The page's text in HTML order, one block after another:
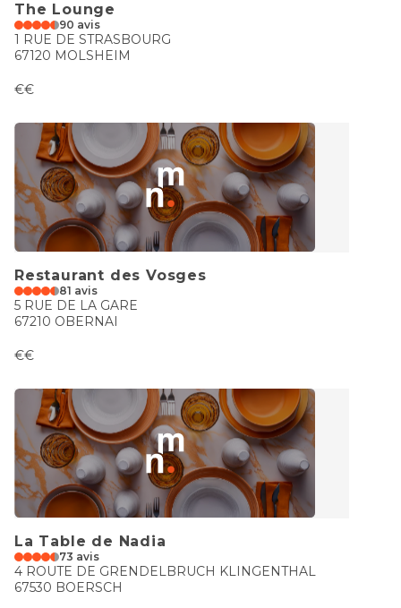
The Lounge
90 avis
1 RUE DE STRASBOURG
67120 MOLSHEIM
€€
Restaurant des Vosges
81 avis
5 RUE DE LA GARE
67210 OBERNAI
€€
La Table de Nadia
73 avis
4 ROUTE DE GRENDELBRUCH KLINGENTHAL
67530 BOERSCH